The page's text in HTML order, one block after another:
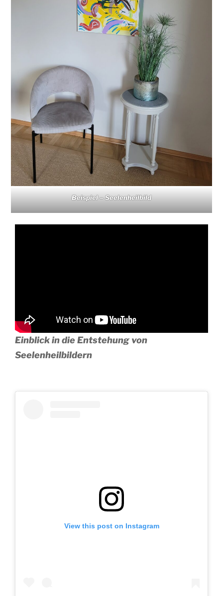
Beispiel – Seelenheilbild
Einblick in die Entstehung von
Seelenheilbildern
View this post on Instagram